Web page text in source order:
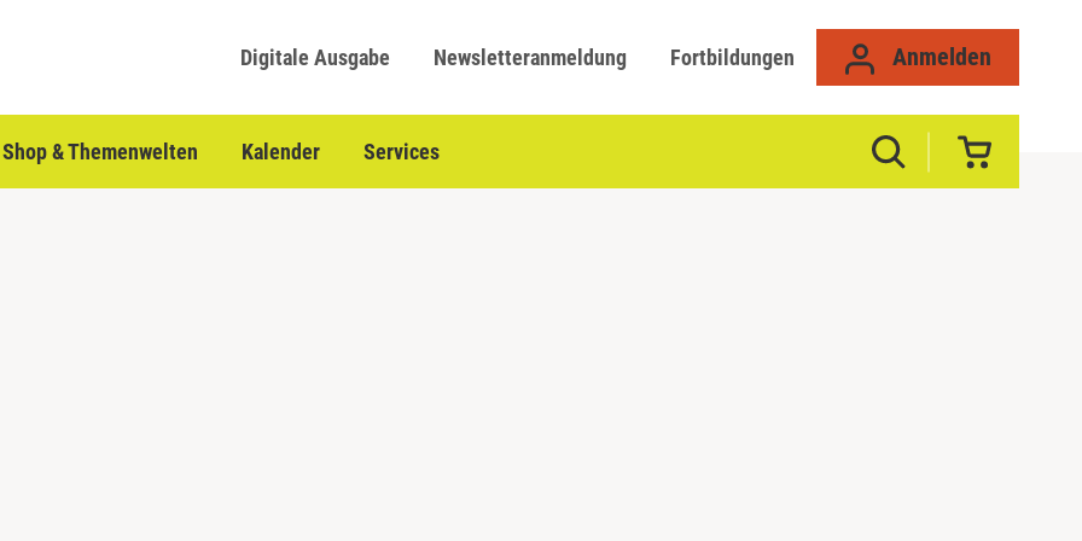
Digitale Ausgabe Newsletteranmeldung Fortbildungen Anmelden
Shop & Themenwelten Kalender Services